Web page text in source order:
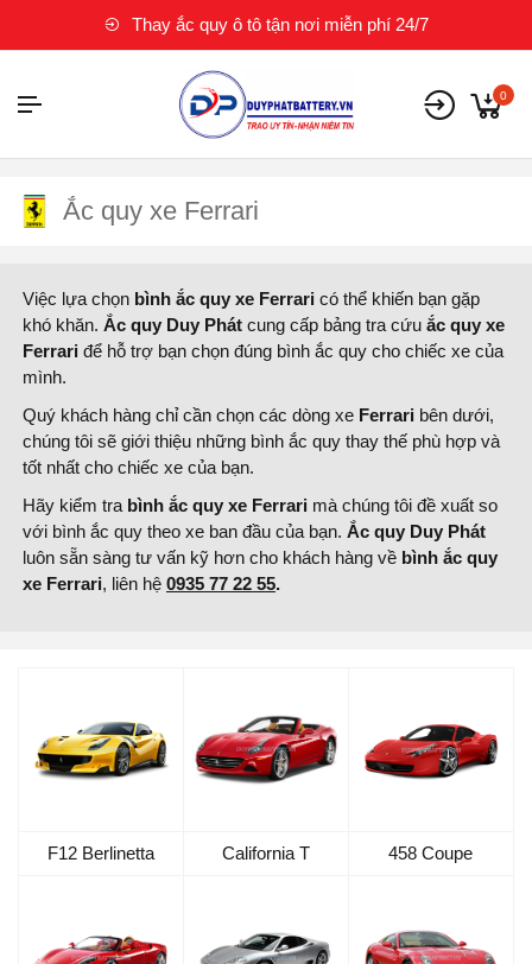
Thay ắc quy ô tô tận nơi miễn phí 24/7
0
Ắc quy xe Ferrari
Việc lựa chọn bình ắc quy xe Ferrari có thể khiến bạn gặp
khó khăn. Ắc quy Duy Phát cung cấp bảng tra cứu ắc quy xe
Ferrari để hỗ trợ bạn chọn đúng bình ắc quy cho chiếc xe của
mình.
Quý khách hàng chỉ cần chọn các dòng xe Ferrari bên dưới,
chúng tôi sẽ giới thiệu những bình ắc quy thay thế phù hợp và
tốt nhất cho chiếc xe của bạn.
Hãy kiểm tra bình ắc quy xe Ferrari mà chúng tôi đề xuất so
với bình ắc quy theo xe ban đầu của bạn. Ắc quy Duy Phát
luôn sẵn sàng tư vấn kỹ hơn cho khách hàng về bình ắc quy
xe Ferrari, liên hệ 0935 77 22 55.
F12 Berlinetta California T 458 Coupe